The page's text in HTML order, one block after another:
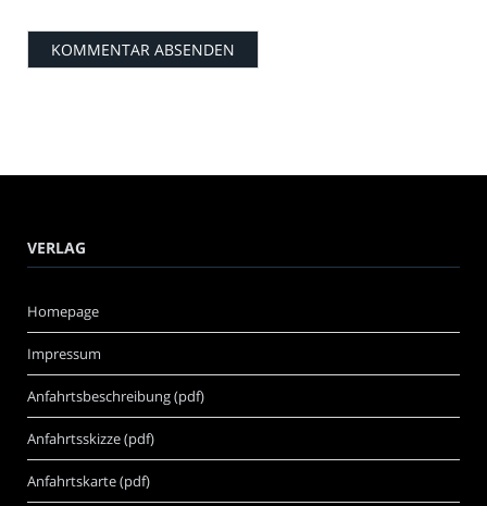
VERLAG
Homepage
Impressum
Anfahrtsbeschreibung (pdf)
Anfahrtsskizze (pdf)
Anfahrtskarte (pdf)